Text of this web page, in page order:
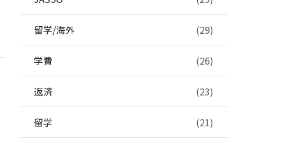
留学/海外 (29)
学費 (26)
返済 (23)
留学 (21)